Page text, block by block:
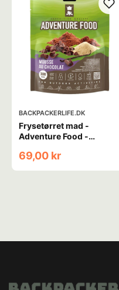
BACKPACKERLIFE.DK
Frysetørret mad -
Adventure Food -
69,00 kr